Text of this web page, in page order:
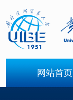
网站首页